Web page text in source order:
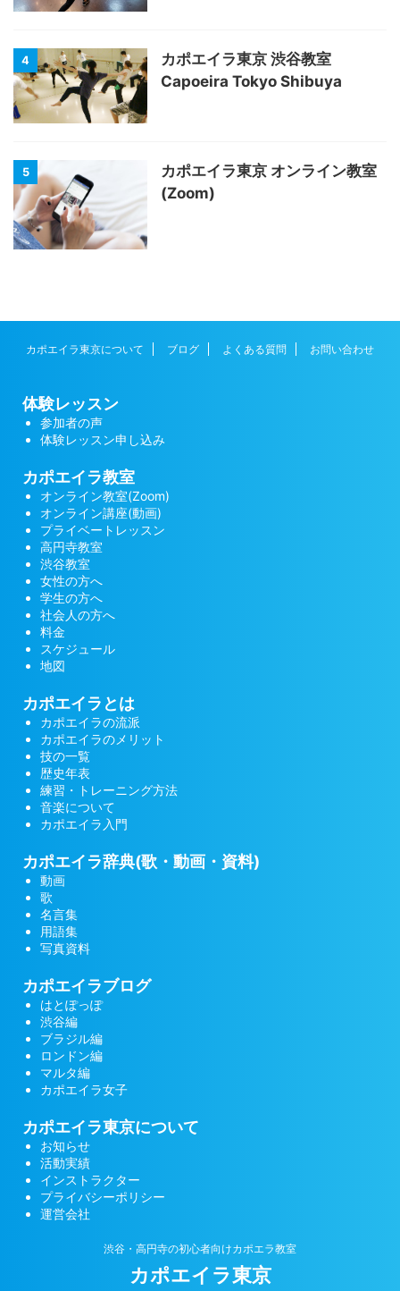
4
カポエイラ東京 渋谷教室
Capoeira Tokyo Shibuya
5
カポエイラ東京 オンライン教室
(Zoom)
カポエイラ東京について ブログ よくある質問 お問い合わせ
体験レッスン
参加者の声
体験レッスン申し込み
カポエイラ教室
オンライン教室(Zoom)
オンライン講座(動画)
プライベートレッスン
高円寺教室
渋谷教室
女性の方へ
学生の方へ
社会人の方へ
料金
スケジュール
地図
カポエイラとは
カポエイラの流派
カポエイラのメリット
技の一覧
歴史年表
練習・トレーニング方法
音楽について
カポエイラ入門
カポエイラ辞典(歌・動画・資料)
動画
歌
名言集
用語集
写真資料
カポエイラブログ
はとぽっぽ
渋谷編
ブラジル編
ロンドン編
マルタ編
カポエイラ女子
カポエイラ東京について
お知らせ
活動実績
インストラクター
プライバシーポリシー
運営会社
渋谷・高円寺の初心者向けカポエラ教室
カポエイラ東京